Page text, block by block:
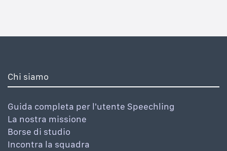
Chi siamo
Guida completa per l'utente Speechling
La nostra missione
Borse di studio
Incontra la squadra